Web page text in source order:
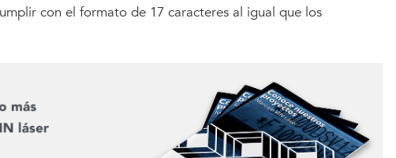
con el formato de 17 caracteres al igual que los